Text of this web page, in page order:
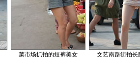
菜市场抓拍的短裤美女 文艺南路街拍长